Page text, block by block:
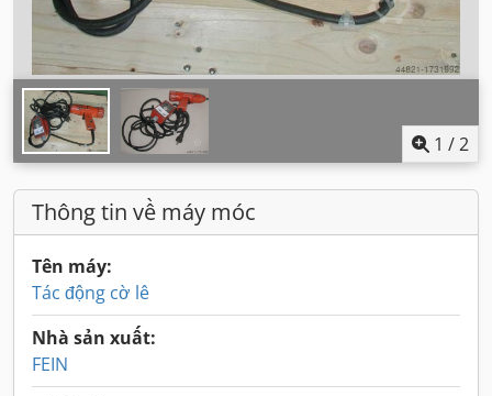
1 /2
Thông tin về máy móc
Tên máy:
Tác động cờ lê
Nhà sản xuất:
FEIN